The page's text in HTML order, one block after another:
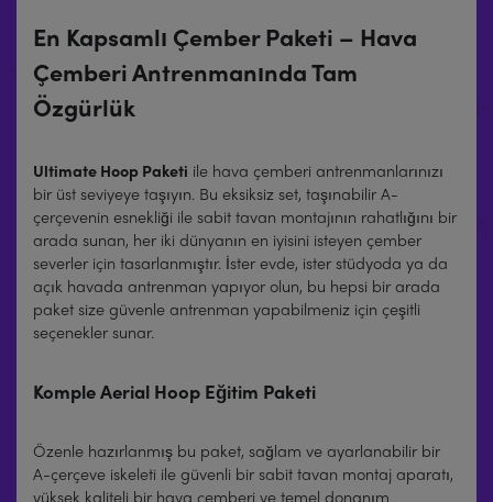
En Kapsamlı Çember Paketi – Hava
Çemberi Antrenmanında Tam
Özgürlük
Ultimate Hoop Paketi ile hava çemberi antrenmanlarınızı
bir üst seviyeye taşıyın. Bu eksiksiz set, taşınabilir A-
çerçevenin esnekliği ile sabit tavan montajının rahatlığını bir
arada sunan, her iki dünyanın en iyisini isteyen çember
severler için tasarlanmıştır. İster evde, ister stüdyoda ya da
açık havada antrenman yapıyor olun, bu hepsi bir arada
paket size güvenle antrenman yapabilmeniz için çeşitli
seçenekler sunar.
Komple Aerial Hoop Eğitim Paketi
Özenle hazırlanmış bu paket, sağlam ve ayarlanabilir bir
A-çerçeve iskeleti ile güvenli bir sabit tavan montaj aparatı,
yüksek kaliteli bir hava çemberi ve temel donanım